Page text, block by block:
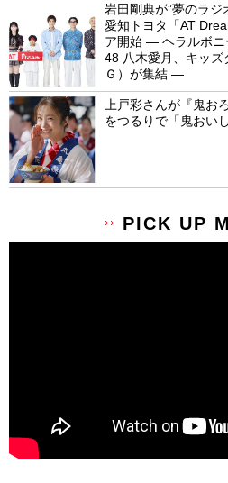
岩田剛典が”夢のラジ
愛知トヨタ「AT
ア開始 ― ヘラルボニ
48 八木愛月、キッズ
Ｇ）が集結 ―
上戸彩さんが『鬼お
をつるりで「鬼おい
PICK UP